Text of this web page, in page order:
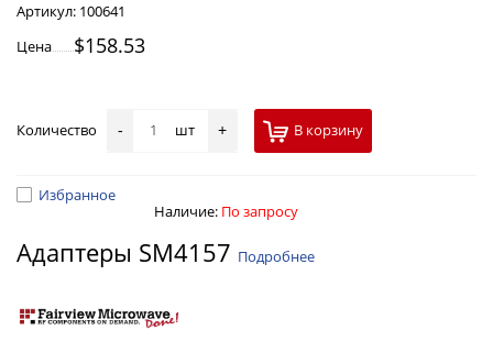
Артикул: 100641
Цена
$158.53
Количество - шт + В корзину
Избранное
Наличие: По запросу
Адаптеры SM4157 Подробнее